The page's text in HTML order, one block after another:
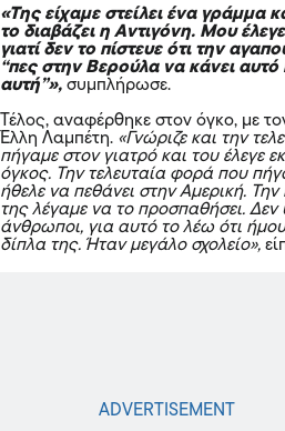
«Της είχαμε στείλει ένα γράμμα
το διαβάζει η Αντιγόνη. Μου
γιατί δεν το πίστευε ότι την
“πες στην Βερούλα να κάνει αυτό
αυτή”», συμπλήρωσε.
Τέλος, αναφέρθηκε στον όγκο, με
Έλλη Λαμπέτη. «Γνώριζε και την
πήγαμε στον γιατρό και του έλεγε
όγκος. Την τελευταία φορά που
ήθελε να πεθάνει στην Αμερική.
της λέγαμε να το προσπαθήσει. Δεν
άνθρωποι, για αυτό το λέω ότι
δίπλα της. Ήταν μεγάλο σχολείο»,